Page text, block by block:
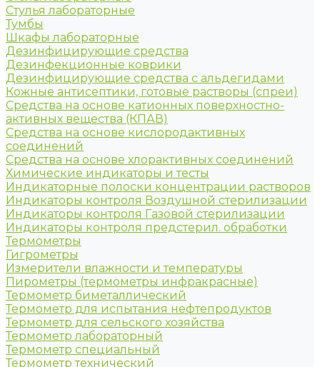
Стулья лабораторные
Тумбы
Шкафы лабораторные
Дезинфицирующие средства
Дезинфекционные коврики
Дезинфицирующие средства с альдегидами
Кожные антисептики, готовые растворы (спреи)
Средства на основе катионных поверхностно-
активных вещества (КПАВ)
Средства на основе кислородактивных
соединений
Средства на основе хлорактивных соединений
Химические индикаторы и тесты
Индикаторные полоски концентрации растворов
Индикаторы контроля Воздушной стерилизации
Индикаторы контроля Газовой стерилизации
Индикаторы контроля предстерил. обработки
Термометры
Гигрометры
Измерители влажности и температуры
Пирометры (термометры инфракрасные)
Термометр биметаллический
Термометр для испытания нефтепродуктов
Термометр для сельского хозяйства
Термометр лабораторный
Термометр специальный
Термометр технический